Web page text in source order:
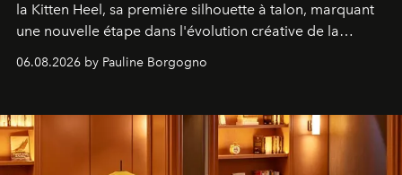
la Kitten Heel, sa première silhouette à talon, marquant
une nouvelle étape dans l'évolution créative de la
06.08.2026 by Pauline Borgogno